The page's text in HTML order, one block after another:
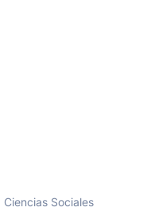
Ciencias Sociales